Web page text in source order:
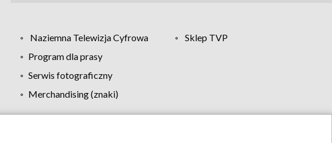
Naziemna Telewizja Cyfrowa
Sklep TVP
Program dla prasy
Serwis fotograficzny
Merchandising (znaki)